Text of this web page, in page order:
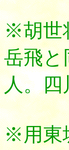
※胡世
岳飛と
人。四
※用東